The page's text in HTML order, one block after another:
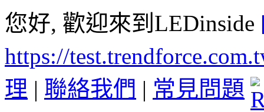
您好, 歡迎來到LEDinside
https://
理 | 聯絡我們 | 常見問題